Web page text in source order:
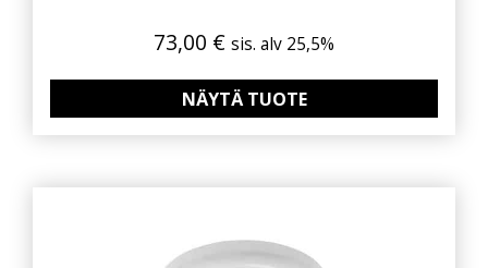
73,00 € sis. alv 25,5%
NÄYTÄ TUOTE